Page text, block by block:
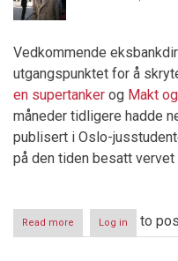
Vedkommende
utgangspunktet for å
en supertanker og Makt
måneder tidligere hadde
publisert i Oslo-
på den tiden besatt
Read more
Kongen
Log in to